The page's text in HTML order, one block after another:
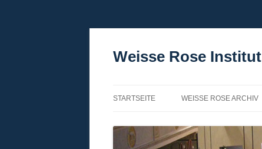
Weisse Rose Institut
STARTSEITE WEISSE ROSE ARCHIV